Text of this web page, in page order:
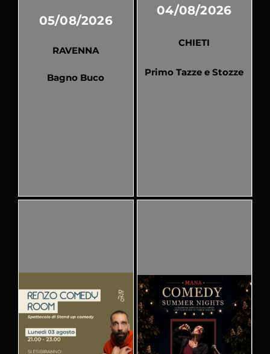
05/08/2026
RAVENNA
Bagno Buco
04/08/2026
CHIETI
Primo Tazze e Stozze